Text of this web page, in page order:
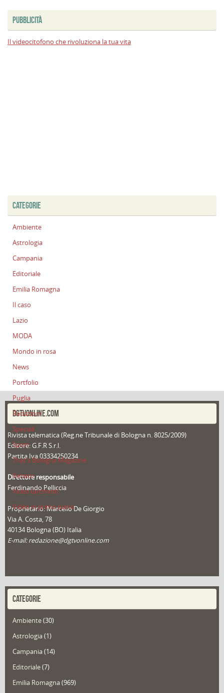
PUBBLICITÀ
Il videocitofono che rivoluziona la tua vita
CATEGORIE
Ambiente
Astrologia
Campania
Editoriale
Emilia Romagna
Il caso
Lazio
MODA
Mondo in rosa
News
Portfolio
Puglia
Redazioni
Speciali
Sport
That's Bologna Magazine
Veneto
Video (archivio)
Video in primo piano
DGTVONLINE.COM
Rivista telematica (Reg.ne Tribunale di Bologna n. 8025/2009)
Editore: G.F.R S.r.l.
Partita Iva 03334250234
Direttore responsabile
Ferdinando Pelliccia
Proprietario: Marcello De Giorgio
Via A. Costa, 78
40134 Bologna (BO) Italia
E-mail: redazione@dgtvonline.com
CATEGORIE
Ambiente(30)
Astrologia(1)
Campania(14)
Editoriale(7)
Emilia Romagna(969)